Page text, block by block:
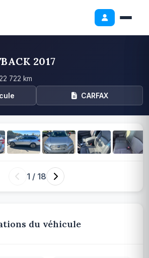
2017
722 km
CARFAX
1 / 18
du véhicule